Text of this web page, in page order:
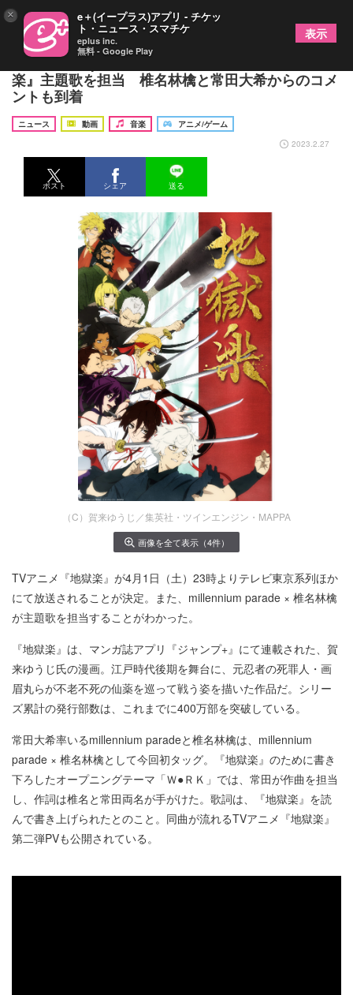
millennium parade × 椎名林檎、TVアニメ『地獄
楽』主題歌を担当 椎名林檎と常田大希からのコメ
ントも到着
ニュース 動画 音楽
アニメ/ゲーム
2023.2.27
ポスト シェア 送る
（C）賀来ゆうじ／集英社・ツインエンジン・MAPPA
画像を全て表示（4件）
TVアニメ『地獄楽』が4月1日（土）23時よりテレビ東京系列ほか
にて放送されることが決定。また、millennium parade × 椎名林檎
が主題歌を担当することがわかった。
『地獄楽』は、マンガ誌アプリ『ジャンプ+』にて連載された、賀
来ゆうじ氏の漫画。江戸時代後期を舞台に、元忍者の死罪人・画
眉丸らが不老不死の仙薬を巡って戦う姿を描いた作品だ。シリー
ズ累計の発行部数は、これまでに400万部を突破している。
常田大希率いるmillennium paradeと椎名林檎は、millennium
parade × 椎名林檎として今回初タッグ。『地獄楽』のために書き
下ろしたオープニングテーマ「Ｗ●ＲＫ」では、常田が作曲を担当
し、作詞は椎名と常田両名が手がけた。歌詞は、『地獄楽』を読
んで書き上げられたとのこと。同曲が流れるTVアニメ『地獄楽』
第二弾PVも公開されている。
× e＋(イープラス)アプリ - チケッ
ト・ニュース・スマチケ
eplus inc.
無料 - Google Play
表示